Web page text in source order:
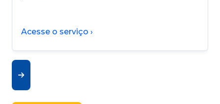
Acesse o serviço ›